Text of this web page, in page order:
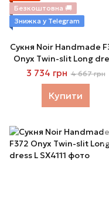
Безкоштовна 🚚
Знижка у Telegram
Сукня Noir Handmade
Onyx Twin-slit Long
XS
3 734 грн 4 667 грн
Купити